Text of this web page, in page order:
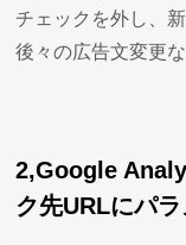
チェックを外し、
後々の広告文変更
2,Google
ク先URLにパ